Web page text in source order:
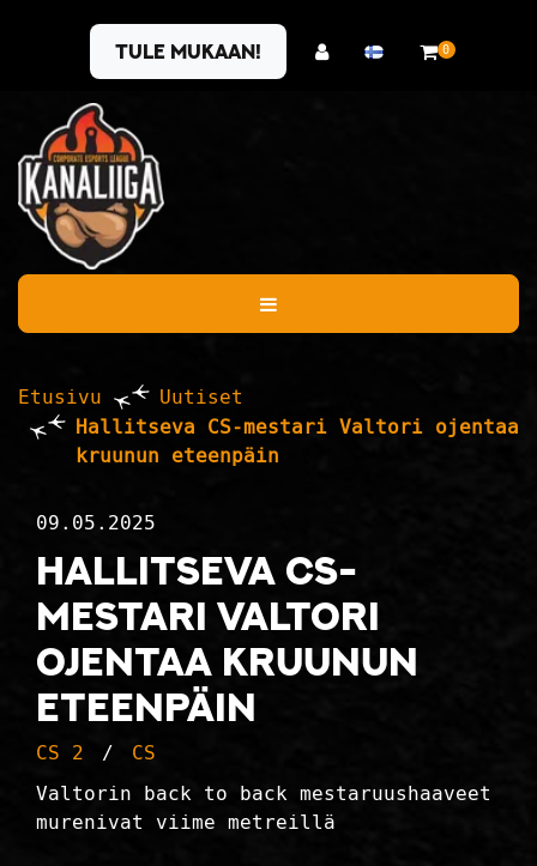
Tule mukaan! 0
Etusivu
Uutiset
Hallitseva CS-mestari Valtori ojentaa
kruunun eteenpäin
09.05.2025
Hallitseva CS-
mestari Valtori
ojentaa kruunun
eteenpäin
CS 2
CS
Valtorin back to back mestaruushaaveet
murenivat viime metreillä